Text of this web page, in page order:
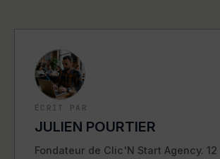
ÉCRIT PAR
JULIEN POURTIER
Fondateur de Clic'N Start Agency. 12